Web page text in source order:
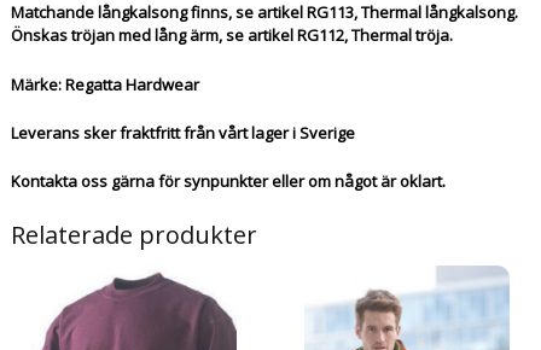
Matchande långkalsong finns, se artikel RG113, Thermal långkalsong.
Önskas tröjan med lång ärm, se artikel RG112, Thermal tröja.
Märke: Regatta Hardwear
Leverans sker fraktfritt från vårt lager i Sverige
Kontakta oss gärna för synpunkter eller om något är oklart.
Relaterade produkter